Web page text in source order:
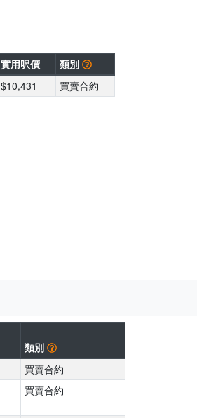
實用呎價
類別
$10,431 買賣合約
類別
買賣合約
買賣合約